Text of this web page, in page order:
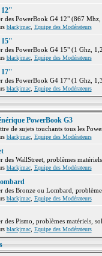
des PowerBook G4 12" (867
blackjmac, Equipe des Modérateurs
des PowerBook G4 15" (1 Ghz,
blackjmac, Equipe des Modérateurs
des PowerBook G4 17" (1 Ghz,
blackjmac, Equipe des Modérateurs
PowerBook G3
de sujets touchants tous les
blackjmac, Equipe des Modérateurs
des WallStreet, problèmes
blackjmac, Equipe des Modérateurs
des Bronze ou Lombard,
blackjmac, Equipe des Modérateurs
des Pismo, problèmes matériels,
blackjmac, Equipe des Modérateurs